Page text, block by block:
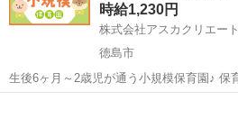
に応じた方法で行いま...時給1,230円
株式会社アスカクリエート
徳島市
生後6ヶ月～2歳児が通う小規模保育園♪ 保育士の資格を活かして 働い
てみませんか？(*^^*) 園児の増員に伴い、 職員さんを募集していま